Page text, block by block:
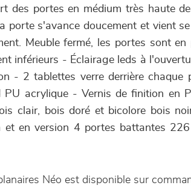
des portes en médium très haute
porte s'avance doucement et vient
Meuble fermé, les portes sont en
inférieurs - Éclairage leds à
- 2 tablettes verre derrière chaque
PU acrylique - Vernis de finition en
clair, bois doré et bicolore bois
et en version 4 portes battantes
Néo est disponible sur